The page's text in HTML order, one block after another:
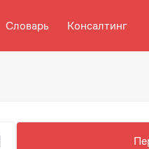
Словарь Консалтинг